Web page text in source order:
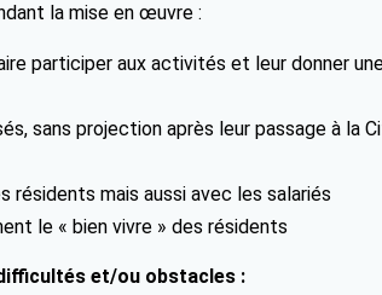
la mise en œuvre :
participer aux activités et leur donner
sans projection après leur passage à la
mais aussi avec les salariés
le « bien vivre » des résidents
et/ou obstacles :